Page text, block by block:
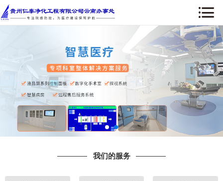
我们的服务
关于我们
我们的服务
设备配套